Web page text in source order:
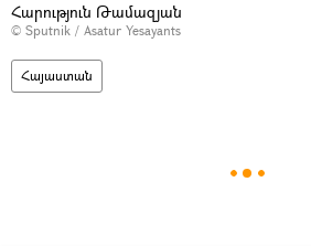
Հարություն Թամազյան
© Sputnik / Asatur Yesayants
Հայաստան